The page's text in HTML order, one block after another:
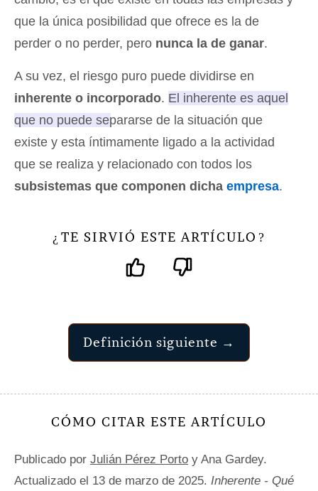
que la única posibilidad que ofrece es la de
perder o no perder, pero nunca la de ganar.
A su vez, el riesgo puro puede dividirse en
inherente o incorporado. El inherente es aquel
que no puede separarse de la situación que
existe y esta íntimamente ligado a la actividad
que se realiza y relacionado con todos los
subsistemas que componen dicha empresa.
¿ TE SIRVIÓ ESTE ARTÍCULO ?
Definición siguiente →
CÓMO CITAR ESTE ARTÍCULO
Publicado por Julián Pérez Porto y Ana Gardey.
Actualizado el 13 de marzo de 2025. Inherente - Qué